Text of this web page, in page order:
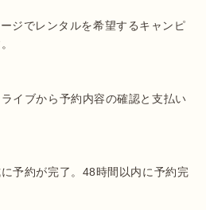
ジでレンタルを希望するキャンピ
イブから予約内容の確認と支払い
予約が完了。48時間以内に予約完